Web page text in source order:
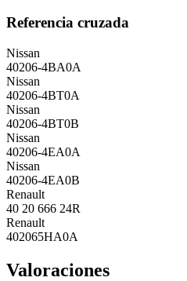
Referencia cruzada
Nissan
40206-4BA0A
Nissan
40206-4BT0A
Nissan
40206-4BT0B
Nissan
40206-4EA0A
Nissan
40206-4EA0B
Renault
40 20 666 24R
Renault
402065HA0A
Valoraciones